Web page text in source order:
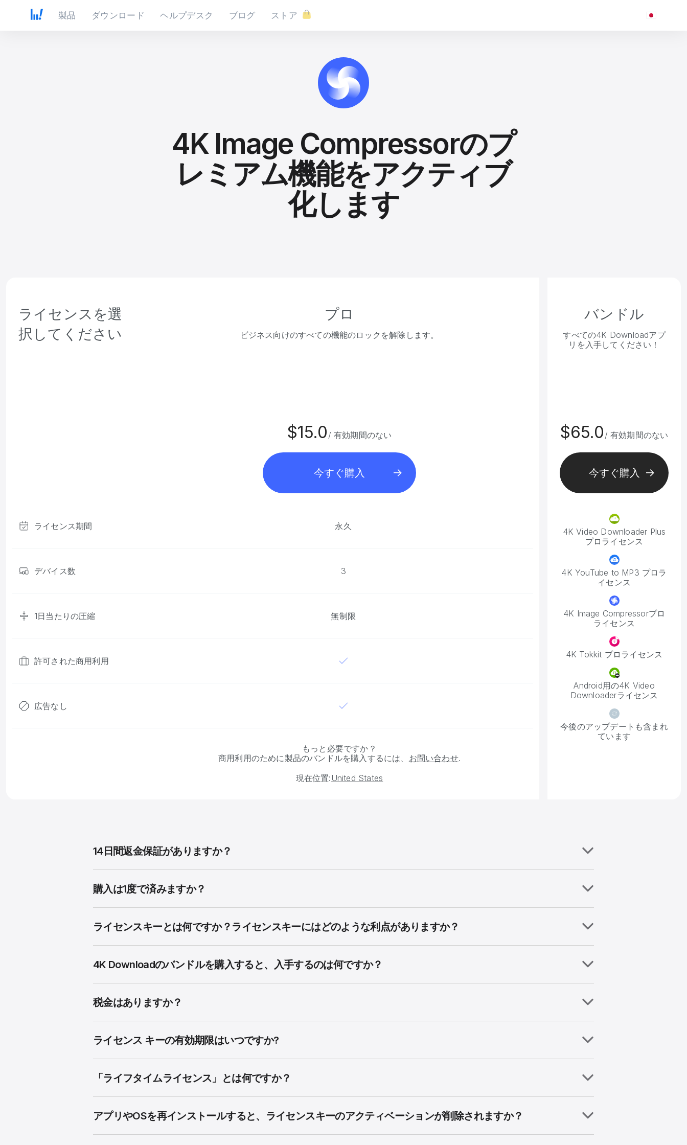
製品 ダウンロード ヘルプデスク ブログ ストア
4K Image Compressorのプ
レミアム機能をアクティブ
化します
ライセンスを選
択してください
プロ
ビジネス向けのすべての機能のロックを解除します。
$15.0 / 有効期間のない
今すぐ購入
バンドル
すべての4K Downloadアプ
リを入手してください！
$65.0 / 有効期間のない
今すぐ購入
ライセンス期間 永久
デバイス数 3
1日当たりの圧縮 無制限
許可された商用利用
広告なし
もっと必要ですか？
商用利用のために製品のバンドルを購入するには、 お問い合わせ.
現在位置: United States
4K Video Downloader Plus
プロライセンス
4K YouTube to MP3 プロラ
イセンス
4K Image Compressorプロ
ライセンス
4K Tokkit プロライセンス
Android用の4K Video
Downloaderライセンス
今後のアップデートも含まれ
ています
14日間返金保証がありますか？
購入は1度で済みますか？
ライセンスキーとは何ですか？ライセンスキーにはどのような利点がありますか？
4K Downloadのバンドルを購入すると、入手するのは何ですか？
税金はありますか？
ライセンス キーの有効期限はいつですか?
「ライフタイムライセンス」とは何ですか？
アプリやOSを再インストールすると、ライセンスキーのアクティベーションが削除されますか？